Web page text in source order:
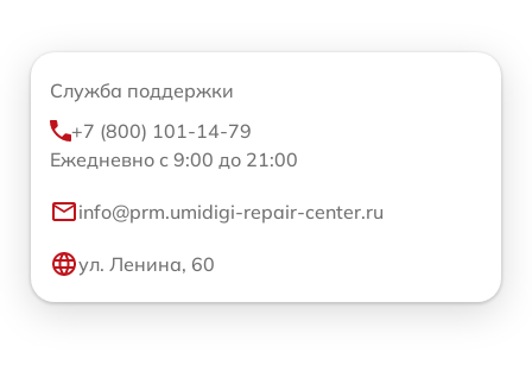
Служба поддержки
+7 (800) 101-14-79
Ежедневно с 9:00 до 21:00
info@prm.umidigi-repair-center.ru
ул. Ленина, 60